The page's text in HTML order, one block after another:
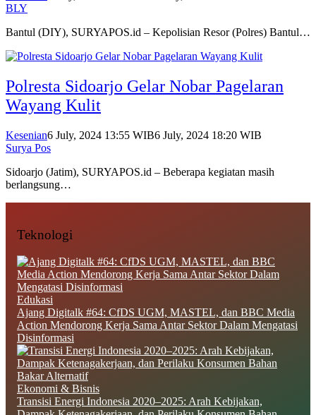
BLY
Bantul (DIY), SURYAPOS.id – Kepolisian Resor (Polres) Bantul…
Polresta Sidoarjo Gelar Nobar Pagelaran
Wayang Kulit
Kesenian6 July, 2024 13:55 WIB6 July, 2024 18:20 WIB
Surya Pos
Sidoarjo (Jatim), SURYAPOS.id – Beberapa kegiatan masih
berlangsung…
Teknologi
Edukasi
Ajang Digitalk #64: CfDS UGM, MASTEL, dan BBC Media
Action Mendorong Kerja Sama Antar Sektor Dalam Mengatasi
Disinformasi
Ekonomi & Bisnis
Transisi Energi Indonesia 2020–2025: Arah Kebijakan,